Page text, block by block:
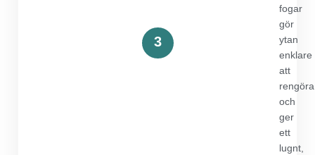
3
fogar
gör
ytan
enklare
att
rengöra
och
ger
ett
lugnt,